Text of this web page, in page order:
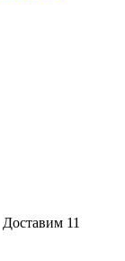
Доставим 11